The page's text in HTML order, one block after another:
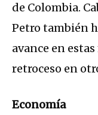
de Colombia.
Petro también
avance en
retroceso en
Economía